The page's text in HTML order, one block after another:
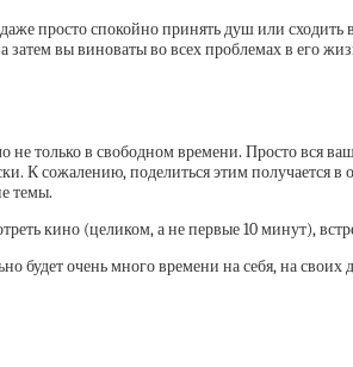
просто спокойно принять душ или сходить
вы виноваты во всех проблемах в его
только в свободном времени. Просто вся
К сожалению, поделиться этим получается
темы.
кино (целиком, а не первые 10 минут),
будет очень много времени на себя, на